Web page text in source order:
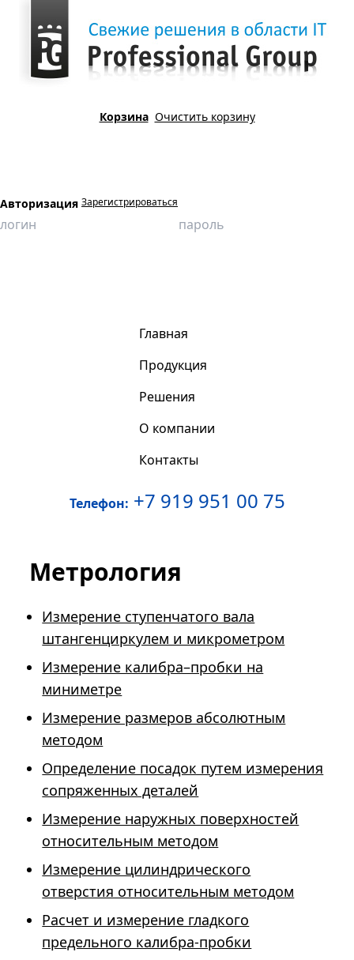
Корзина Очистить корзину
Авторизация Зарегистрироваться
Главная
Продукция
Решения
О компании
Контакты
Телефон: +7 919 951 00 75
Метрология
Измерение ступенчатого вала
штангенциркулем и микрометром
Измерение калибра–пробки на
миниметре
Измерение размеров абсолютным
методом
Определение посадок путем измерения
сопряженных деталей
Измерение наружных поверхностей
относительным методом
Измерение цилиндрического
отверстия относительным методом
Расчет и измерение гладкого
предельного калибра-пробки